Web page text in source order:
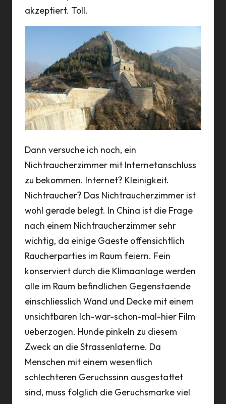
akzeptiert. Toll.
Dann versuche ich noch, ein
Nichtraucherzimmer mit Internetanschluss
zu bekommen. Internet? Kleinigkeit.
Nichtraucher? Das Nichtraucherzimmer ist
wohl gerade belegt. In China ist die Frage
nach einem Nichtraucherzimmer sehr
wichtig, da einige Gaeste offensichtlich
Raucherparties im Raum feiern. Fein
konserviert durch die Klimaanlage werden
alle im Raum befindlichen Gegenstaende
einschliesslich Wand und Decke mit einem
unsichtbaren Ich-war-schon-mal-hier Film
ueberzogen. Hunde pinkeln zu diesem
Zweck an die Strassenlaterne. Da
Menschen mit einem wesentlich
schlechteren Geruchssinn ausgestattet
sind, muss folglich die Geruchsmarke viel